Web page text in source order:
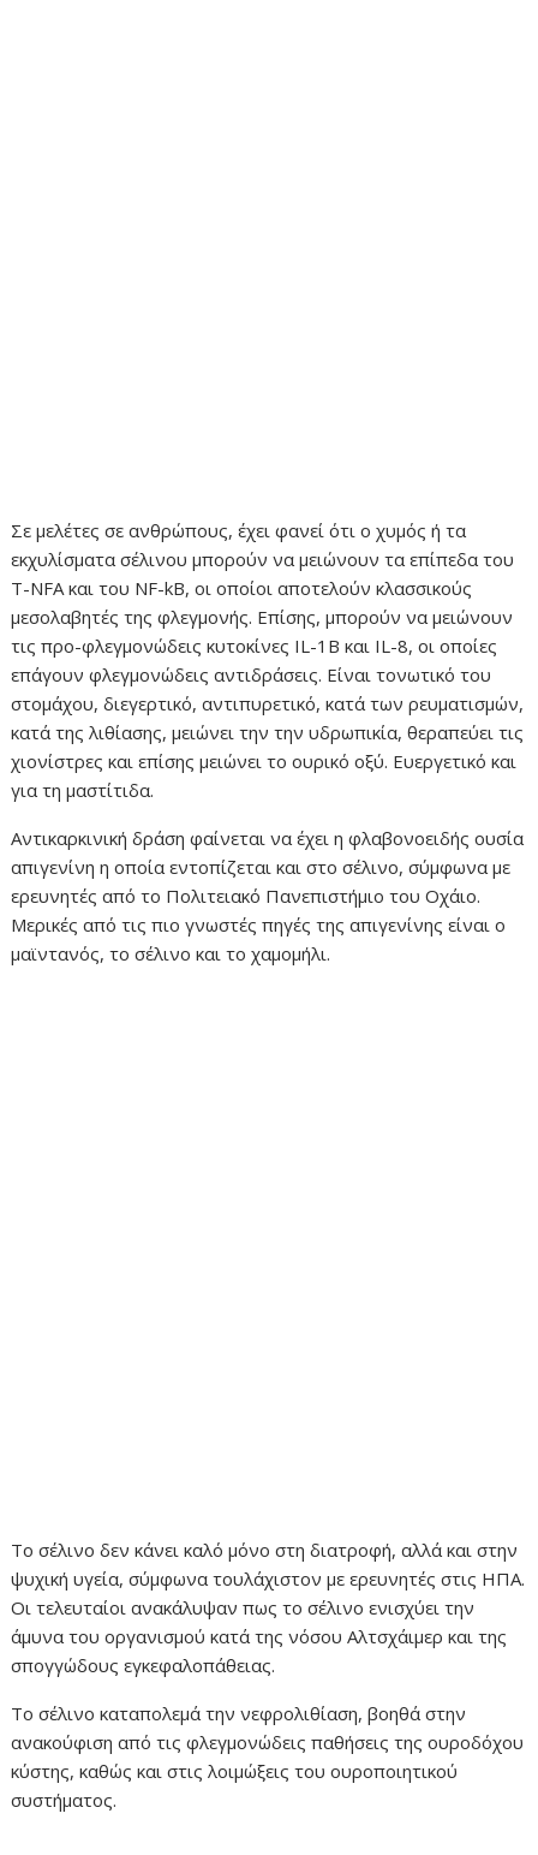
Σε μελέτες σε ανθρώπους, έχει φανεί ότι ο χυμός ή τα
εκχυλίσματα σέλινου μπορούν να μειώνουν τα επίπεδα του
T-NFA και του ΝF-kΒ, οι οποίοι αποτελούν κλασσικούς
μεσολαβητές της φλεγμονής. Επίσης, μπορούν να μειώνουν
τις προ-φλεγμονώδεις κυτοκίνες IL-1B και IL-8, οι οποίες
επάγουν φλεγμονώδεις αντιδράσεις. Είναι τονωτικό του
στομάχου, διεγερτικό, αντιπυρετικό, κατά των ρευματισμών,
κατά της λιθίασης, μειώνει την την υδρωπικία, θεραπεύει τις
χιονίστρες και επίσης μειώνει το ουρικό οξύ. Ευεργετικό και
για τη μαστίτιδα.
Αντικαρκινική δράση φαίνεται να έχει η φλαβονοειδής ουσία
απιγενίνη η οποία εντοπίζεται και στο σέλινο, σύμφωνα με
ερευνητές από το Πολιτειακό Πανεπιστήμιο του Οχάιο.
Μερικές από τις πιο γνωστές πηγές της απιγενίνης είναι ο
μαϊντανός, το σέλινο και το χαμομήλι.
Το σέλινο δεν κάνει καλό μόνο στη διατροφή, αλλά και στην
ψυχική υγεία, σύμφωνα τουλάχιστον με ερευνητές στις ΗΠΑ.
Οι τελευταίοι ανακάλυψαν πως το σέλινο ενισχύει την
άμυνα του οργανισμού κατά της νόσου Αλτσχάιμερ και της
σπογγώδους εγκεφαλοπάθειας.
Το σέλινο καταπολεμά την νεφρολιθίαση, βοηθά στην
ανακούφιση από τις φλεγμονώδεις παθήσεις της ουροδόχου
κύστης, καθώς και στις λοιμώξεις του ουροποιητικού
συστήματος.